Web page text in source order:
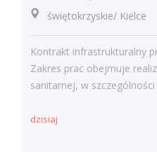
świętokrzyskie/ Kielce
Kontrakt infrastrukturalny
Zakres prac obejmuje
sanitarnej, w
dzisiaj